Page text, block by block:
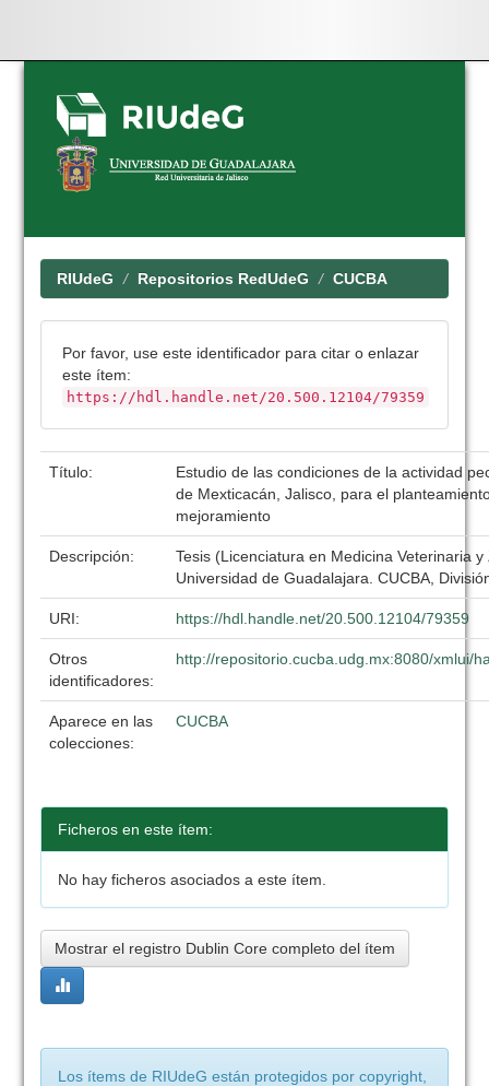
Skip
navigation
RIUdeG Repositorios RedUdeG CUCBA
Por favor, use este identificador para citar o enlazar
este ítem:
https://hdl.handle.net/20.500.12104/79359
Título:
Estudio de las condiciones de la actividad
de Mexticacán, Jalisco, para el
mejoramiento
Descripción:
Tesis (Licenciatura en Medicina Veterinaria
Universidad de Guadalajara. CUCBA,
URI: https://hdl.handle.net/20.500.12104/79359
Otros
identificadores:
http://repositorio.cucba.udg.mx:8080/xmlui/
Aparece en las
colecciones:
CUCBA
Ficheros en este ítem:
No hay ficheros asociados a este ítem.
Mostrar el registro Dublin Core completo del ítem
Los ítems de RIUdeG están protegidos por copyright,